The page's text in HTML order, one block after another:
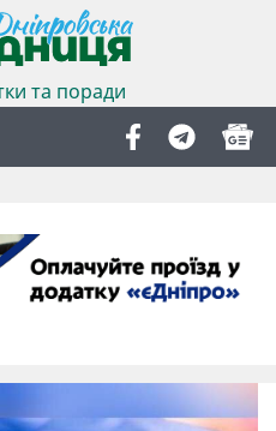
та поради